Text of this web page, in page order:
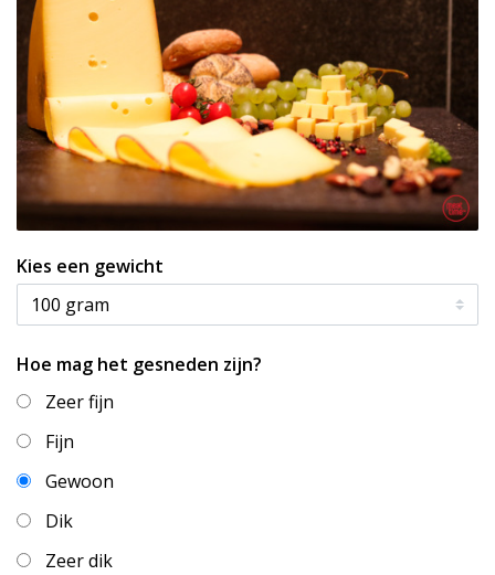
Kies een gewicht
Hoe mag het gesneden zijn?
Zeer fijn
Fijn
Gewoon
Dik
Zeer dik